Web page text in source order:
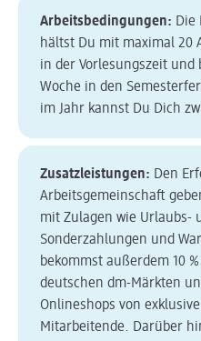
Arbeitsbedingungen: Die
hältst Du mit maximal 20
in der Vorlesungszeit und
Woche in den
im Jahr kannst Du Dich
Zusatzleistungen: Den
Arbeitsgemeinschaft
mit Zulagen wie Urlaubs-
Sonderzahlungen und
bekommst außerdem 10
deutschen dm-Märkten
Onlineshops von
Mitarbeitende. Darüber